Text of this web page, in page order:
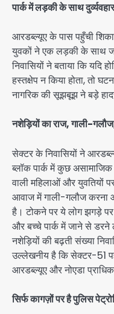
पार्क में लड़की के साथ
आरडब्ल्यूए के पास पहुँची
युवकों ने एक लड़की के साथ
निवासियों ने बताया कि
हस्तक्षेप न किया होता, तो
नागरिक की सूझबूझ ने बड़े
नशेड़ियों का राज, गाली-
सेक्टर के निवासियों ने
ब्लॉक पार्क में कुछ
वाली महिलाओं और युवतियों
आवाज में गाली-गलौज करना
है। टोकने पर ये लोग झगड़े पर
और बच्चे पार्क में जाने से
नशेड़ियों की बढ़ती संख्या
उल्लेखनीय है कि सेक्टर-51
आरडब्ल्यूए और नोएडा
सिर्फ कागज़ों पर है पुलिस